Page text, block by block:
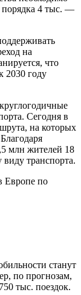
порядка 4 тыс. —
на
что
2030 году
Сегодня в
на которых
млн жителей 18
транспорта.
Европе по
станут
по прогнозам,
тыс. поездок.